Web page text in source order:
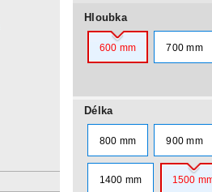
Hloubka
600 mm 700 mm
Délka
800 mm 900 mm
1400 mm 1500